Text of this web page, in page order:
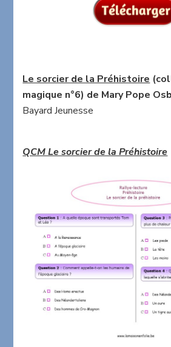
Le sorcier de la Préhistoire
magique n°6) de Mary Pope
Bayard Jeunesse
QCM Le sorcier de la Préhistoire